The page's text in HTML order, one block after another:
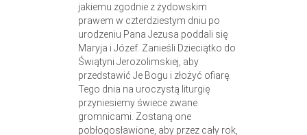
jakiemu zgodnie z żydowskim
prawem w czterdziestym dniu po
urodzeniu Pana Jezusa poddali się
Maryja i Józef. Zanieśli Dzieciątko do
Świątyni Jerozolimskiej, aby
przedstawić Je Bogu i złożyć ofiarę.
Tego dnia na uroczystą liturgię
przyniesiemy świece zwane
gromnicami. Zostaną one
pobłogosławione, aby przez cały rok,